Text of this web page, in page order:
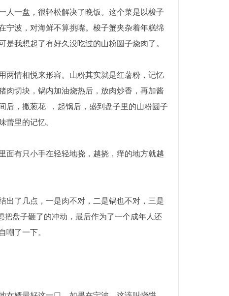
人一盘，很轻松解决了晚饭。这个菜是以梭子
宁波，对海鲜不算挑嘴。梭子蟹夹杂着年糕绵
我想起了有好久没吃过的山粉圆子烧肉了。
两情相悦来形容。山粉其实就是红薯粉，记忆
肉切块，锅内加油烧热后，放肉炒香，再加酱
后，撒葱花 ，起锅后，盛到盘子里的山粉圆子
蕾里的记忆。
有只小手在轻轻地挠，越挠，痒的地方就越
出了几点，一是肉不对，二是锅也不对，三是
把盘子砸了的冲动，最后作为了一个成年人还
嘲了一下。